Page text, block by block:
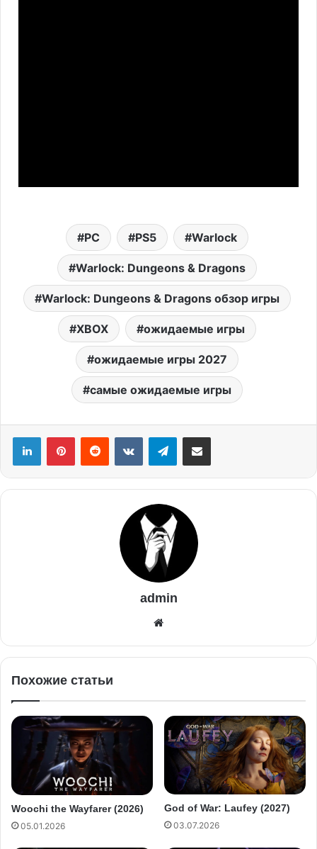
PC PS5 Warlock
Warlock: Dungeons & Dragons
Warlock: Dungeons & Dragons обзор игры
XBOX ожидаемые игры
ожидаемые игры 2027
самые ожидаемые игры
admin
Похожие статьи
Woochi the Wayfarer (2026)
05.01.2026
God of War: Laufey (2027)
03.07.2026